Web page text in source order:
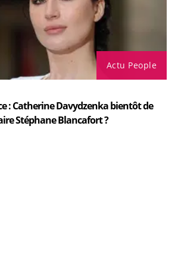
Actu People
: Catherine Davydzenka bientôt de
Stéphane Blancafort ?